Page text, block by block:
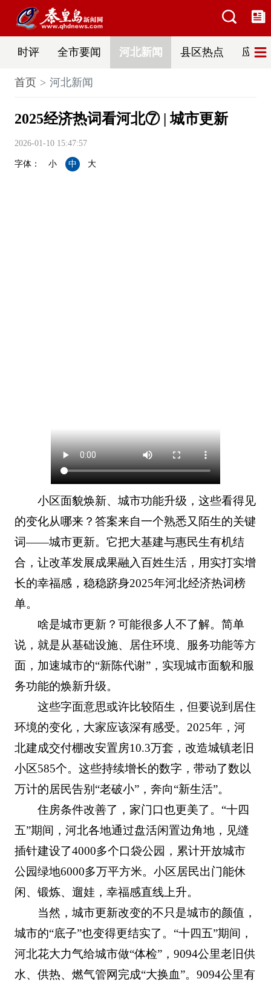
时评 全市要闻 河北新闻 县区热点 应急
首页 河北新闻
2025经济热词看河北⑦ | 城市更新
2026-01-10 15:47:57
字体： 小 中 大
小区面貌焕新、城市功能升级，这些看得见
的变化从哪来？答案来自一个熟悉又陌生的关键
词——城市更新。它把大基建与惠民生有机结
合，让改革发展成果融入百姓生活，用实打实增
长的幸福感，稳稳跻身2025年河北经济热词榜
单。
啥是城市更新？可能很多人不了解。简单
说，就是从基础设施、居住环境、服务功能等方
面，加速城市的“新陈代谢”，实现城市面貌和服
务功能的焕新升级。
这些字面意思或许比较陌生，但要说到居住
环境的变化，大家应该深有感受。2025年，河
北建成交付棚改安置房10.3万套，改造城镇老旧
小区585个。这些持续增长的数字，带动了数以
万计的居民告别“老破小”，奔向“新生活”。
住房条件改善了，家门口也更美了。“十四
五”期间，河北各地通过盘活闲置边角地，见缝
插针建设了4000多个口袋公园，累计开放城市
公园绿地6000多万平方米。小区居民出门能休
闲、锻炼、遛娃，幸福感直线上升。
当然，城市更新改变的不只是城市的颜值，
城市的“底子”也变得更结实了。“十四五”期间，
河北花大力气给城市做“体检”，9094公里老旧供
水、供热、燃气管网完成“大换血”。9094公里有